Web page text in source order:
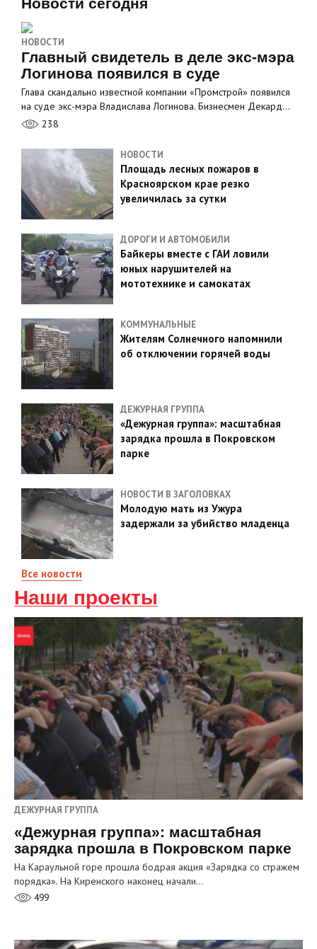
Новости сегодня
НОВОСТИ
Главный свидетель в деле экс-мэра
Логинова появился в суде
Глава скандально известной компании «Промстрой» появился
на суде экс-мэра Владислава Логинова. Бизнесмен Декард…
238
НОВОСТИ
Площадь лесных пожаров в
Красноярском крае резко
увеличилась за сутки
ДОРОГИ И АВТОМОБИЛИ
Байкеры вместе с ГАИ ловили
юных нарушителей на
мототехнике и самокатах
КОММУНАЛЬНЫЕ
Жителям Солнечного напомнили
об отключении горячей воды
ДЕЖУРНАЯ ГРУППА
«Дежурная группа»: масштабная
зарядка прошла в Покровском
парке
НОВОСТИ В ЗАГОЛОВКАХ
Молодую мать из Ужура
задержали за убийство младенца
Все новости
Наши проекты
ДЕЖУРНАЯ ГРУППА
«Дежурная группа»: масштабная
зарядка прошла в Покровском парке
На Караульной горе прошла бодрая акция «Зарядка со стражем
порядка». На Киренского наконец начали…
499